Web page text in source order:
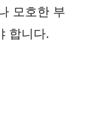
모호한 부
합니다.